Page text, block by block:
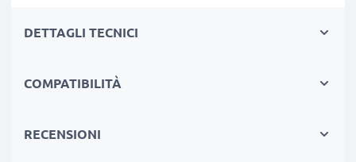
★ offre unaVelocità di trasferimento (max)
★è la versione 2.0
DETTAGLI TECNICI
COMPATIBILITÀ
RECENSIONI